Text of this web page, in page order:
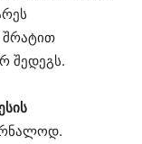
შედეგს.